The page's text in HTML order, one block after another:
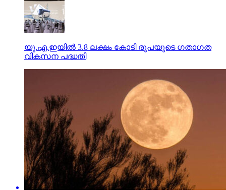
യു.എ.ഇയില്‍ 3.8 ലക്ഷം കോടി രൂപയുടെ ഗതാഗത
വികസന പദ്ധതി